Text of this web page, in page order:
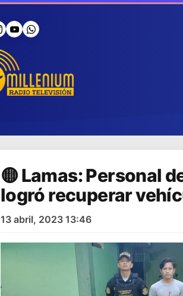
🟡 Lamas: Personal
logró recuperar
13 abril, 2023 13:46